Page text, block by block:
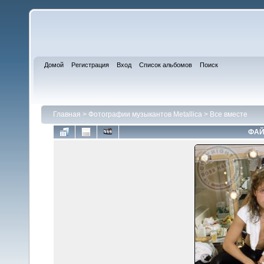
Домой Регистрация Вход Список альбомов Поиск
Главная > Фотографии музыкантов Metallica > Все вместе